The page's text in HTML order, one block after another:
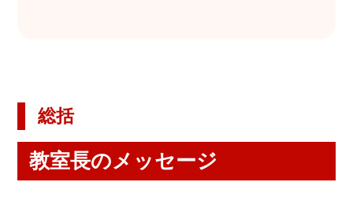
総括
教室長のメッセージ